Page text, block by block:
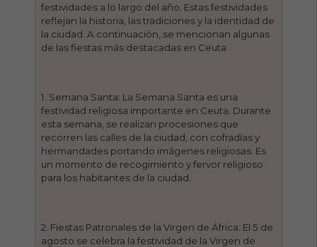
festividades a lo largo del año. Estas festividades
reflejan la historia, las tradiciones y la identidad de
la ciudad. A continuación, se mencionan algunas
de las fiestas más destacadas en Ceuta:
1. Semana Santa: La Semana Santa es una
festividad religiosa importante en Ceuta. Durante
esta semana, se realizan procesiones que
recorren las calles de la ciudad, con cofradías y
hermandades portando imágenes religiosas. Es
un momento de recogimiento y fervor religioso
para los habitantes de la ciudad.
2. Fiestas Patronales de la Virgen de África: El 5 de
agosto se celebra la festividad de la Virgen de